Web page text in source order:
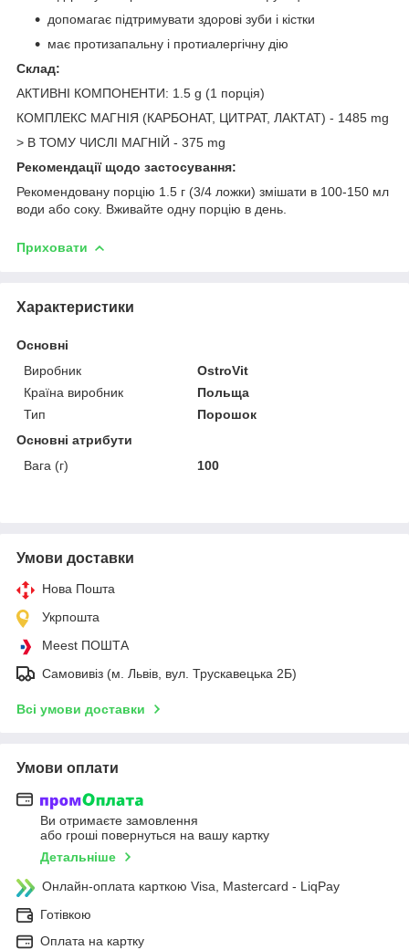
допомагає підтримувати здорові зуби і кістки
має протизапальну і протиалергічну дію
Склад:
АКТИВНІ КОМПОНЕНТИ: 1.5 g (1 порція)
КОМПЛЕКС МАГНІЯ (КАРБОНАТ, ЦИТРАТ, ЛАКТАТ) - 1485 mg
> В ТОМУ ЧИСЛІ МАГНІЙ - 375 mg
Рекомендації щодо застосування:
Рекомендовану порцію 1.5 г (3/4 ложки) змішати в 100-150 мл
води або соку. Вживайте одну порцію в день.
Приховати
Характеристики
Основні
Виробник
OstroVit
Країна виробник
Польща
Тип
Порошок
Основні атрибути
Вага (г)
100
Умови доставки
Нова Пошта
Укрпошта
Meest ПОШТА
Самовивіз (м. Львів, вул. Трускавецька 2Б)
Всі умови доставки
Умови оплати
Ви отримаєте замовлення
або гроші повернуться на вашу картку
Детальніше
Онлайн-оплата карткою Visa, Mastercard - LiqPay
Готівкою
Оплата на картку